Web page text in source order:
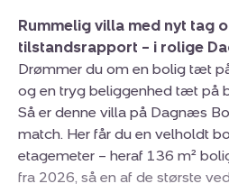
Rummelig villa med nyt tag
tilstandsrapport – i rolige
Drømmer du om en bolig tæt
og en tryg beliggenhed tæt på
Så er denne villa på Dagnæs
match. Her får du en velholdt
etagemeter – heraf 136 m²
fra 2026, så en af de største